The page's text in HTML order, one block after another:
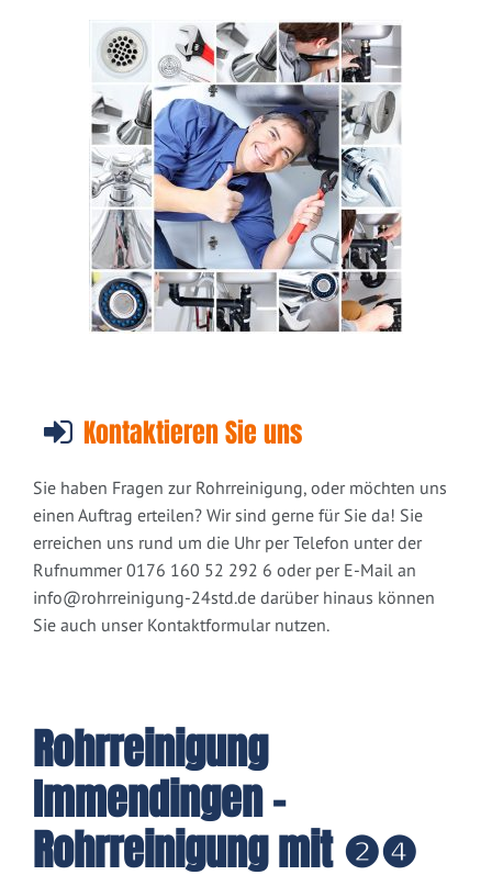
Kontaktieren Sie uns
Sie haben Fragen zur Rohrreinigung, oder möchten uns
einen Auftrag erteilen? Wir sind gerne für Sie da! Sie
erreichen uns rund um die Uhr per Telefon unter der
Rufnummer 0176 160 52 292 6 oder per E-Mail an
info@rohrreinigung-24std.de darüber hinaus können
Sie auch unser Kontaktformular nutzen.
Rohrreinigung
Immendingen -
Rohrreinigung mit ❷❹